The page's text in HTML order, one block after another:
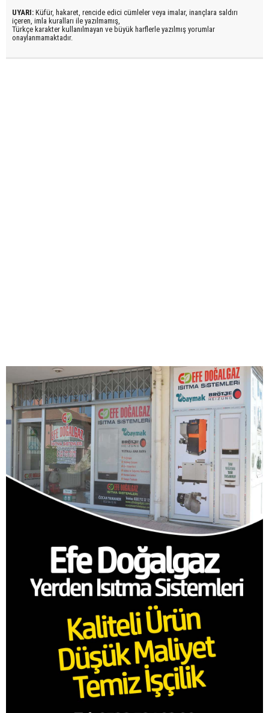
UYARI: Küfür, hakaret, rencide edici cümleler veya imalar, inançlara saldırı
içeren, imla kuralları ile yazılmamış,
Türkçe karakter kullanılmayan ve büyük harflerle yazılmış yorumlar
onaylanmamaktadır.